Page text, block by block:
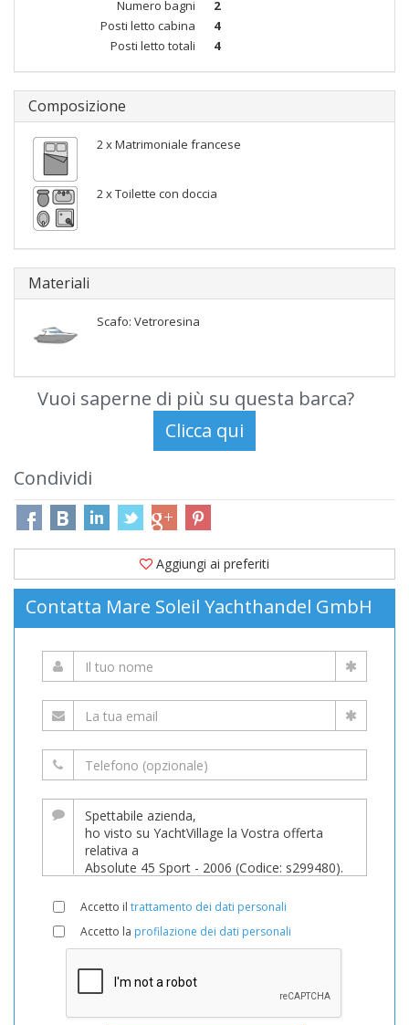
Numero bagni
2
Posti letto cabina
4
Posti letto totali
4
Composizione
2 x Matrimoniale francese
2 x Toilette con doccia
Materiali
Scafo: Vetroresina
Vuoi saperne di più su questa barca?
Condividi
Aggiungi ai preferiti
Contatta Mare Soleil Yachthandel GmbH
Accetto il trattamento dei dati personali
Accetto la profilazione dei dati personali